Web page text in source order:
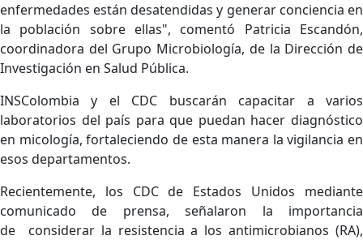
enfermedades están desatendidas y generar conciencia en
la población sobre ellas", comentó Patricia Escandón,
coordinadora del Grupo Microbiología, de la Dirección de
Investigación en Salud Pública.
INSColombia y el CDC buscarán capacitar a varios
laboratorios del país para que puedan hacer diagnóstico
en micología, fortaleciendo de esta manera la vigilancia en
esos departamentos.
Recientemente, los CDC de Estados Unidos mediante
comunicado de prensa, señalaron la importancia
de considerar la resistencia a los antimicrobianos (RA),